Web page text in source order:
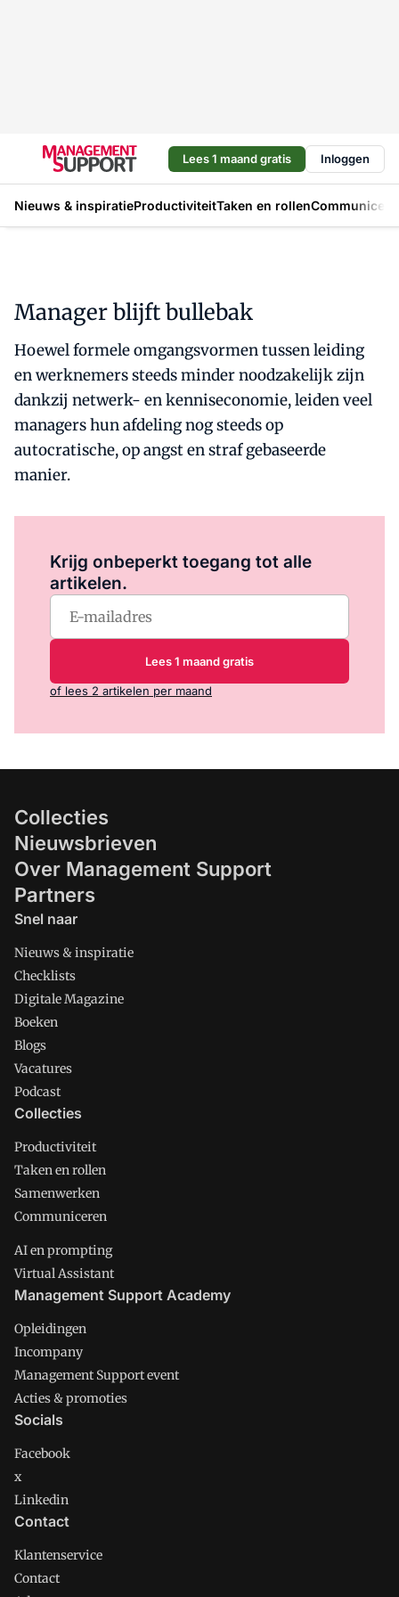
Lees 1 maand gratis Inloggen
Nieuws & inspiratieProductiviteitTaken en rollen
Manager blijft bullebak
Hoewel formele omgangsvormen tussen leiding
en werknemers steeds minder noodzakelijk zijn
dankzij netwerk- en kenniseconomie, leiden veel
managers hun afdeling nog steeds op
autocratische, op angst en straf gebaseerde
manier.
Krijg onbeperkt toegang tot alle
artikelen.
Lees 1 maand gratis
of lees 2 artikelen per maand
Collecties
Nieuwsbrieven
Over Management Support
Partners
Snel naar
Nieuws & inspiratie
Checklists
Digitale Magazine
Boeken
Blogs
Vacatures
Podcast
Collecties
Productiviteit
Taken en rollen
Samenwerken
Communiceren
AI en prompting
Virtual Assistant
Management Support Academy
Opleidingen
Incompany
Management Support event
Acties & promoties
Socials
Facebook
x
Linkedin
Contact
Klantenservice
Contact